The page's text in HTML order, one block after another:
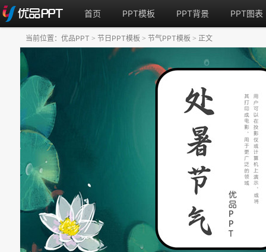
首页 PPT模板 PPT背景 PPT图表
当前位置： 优品PPT > 节日PPT模板 > 节气PPT模板 > 正文